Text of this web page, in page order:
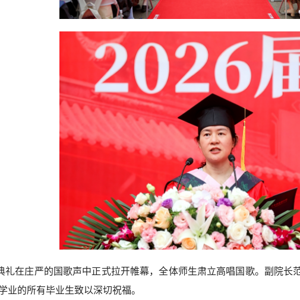
礼在庄严的国歌声中正式拉开帷幕，全体师生肃立高唱国歌。副院长
业的所有毕业生致以深切祝福。